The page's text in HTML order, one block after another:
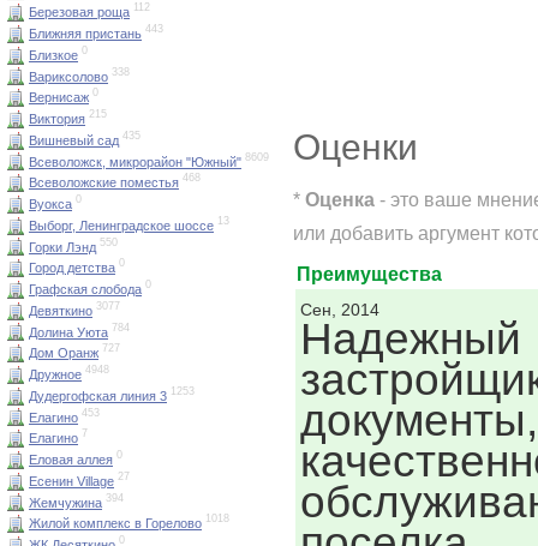
Березовая роща 112
Ближняя пристань 443
Близкое 0
Вариксолово 338
Вернисаж 0
Виктория 215
Вишневый сад 435
Всеволожск, микрорайон "Южный" 8609
Всеволожские поместья 468
Вуокса 0
Выборг, Ленинградское шоссе 13
Горки Лэнд 550
Город детства 0
Графская слобода 0
Девяткино 3077
Долина Уюта 784
Дом Оранж 727
Дружное 4948
Дудергофская линия 3 1253
Елагино 453
Елагино 7
Еловая аллея 0
Есенин Village 27
Жемчужина 394
Жилой комплекс в Горелово 1018
0
Оценки
* Оценка - это ваше
или добавить аргумент
Преимущества
Сен, 2014
Надежный
документы,